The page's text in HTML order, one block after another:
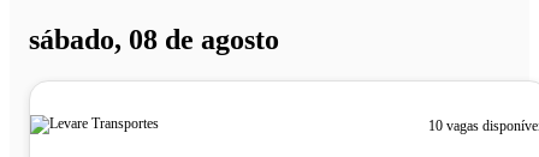
sábado, 08 de agosto
10 vagas